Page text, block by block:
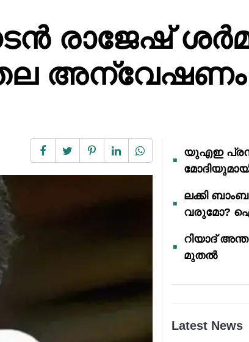
രാജേഷ്
അന്വേഷണം
യുഎഇ
ലക്കി
വരുമോ?
റിയാദ്
മുതൽ
Latest News